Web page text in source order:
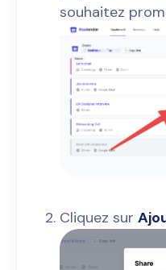
souhaitez
Cliquez sur